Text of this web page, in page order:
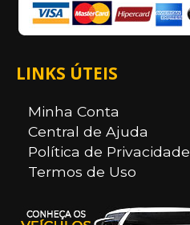
LINKS ÚTEIS
Minha Conta
Central de Ajuda
Política de Privacidade
Termos de Uso